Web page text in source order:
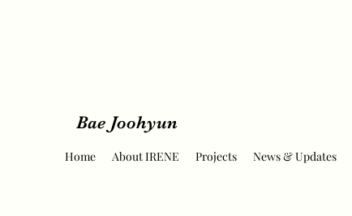
Bae Joohyun
Home About IRENE Projects News & Updates